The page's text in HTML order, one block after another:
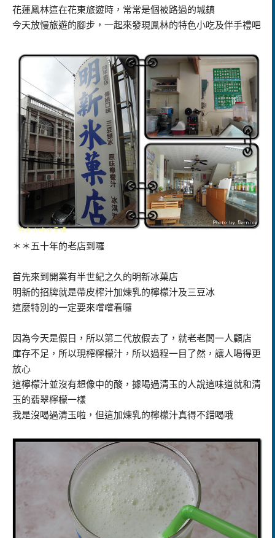
花蓮鳯林這在花東旅遊時，常常是個被路過的城鎮
今天放慢旅遊的腳步，一起來發現鳯林的特色小吃及伴手禮吧
＊＊五十年的老店到囉
首先來到開業有半世紀之久的明新冰菓店
明新的招牌就是帶皮榨汁加煉乳的檸檬汁及三豆冰
這麼特別的一定要來嚐嚐看囉
因為今天是假日，所以第二代放假去了，就老老闆一人顧店
庫存不足，所以現榨檸檬汁，所以過程一目了然，讓人喝得更
放心
這檸檬汁並沒有想像中的酸，據喝過清玉的人說這味道就和清
玉的翡翠檸檬一樣
我是沒喝過清玉啦，但這加煉乳的檸檬汁真得不錯喝哦